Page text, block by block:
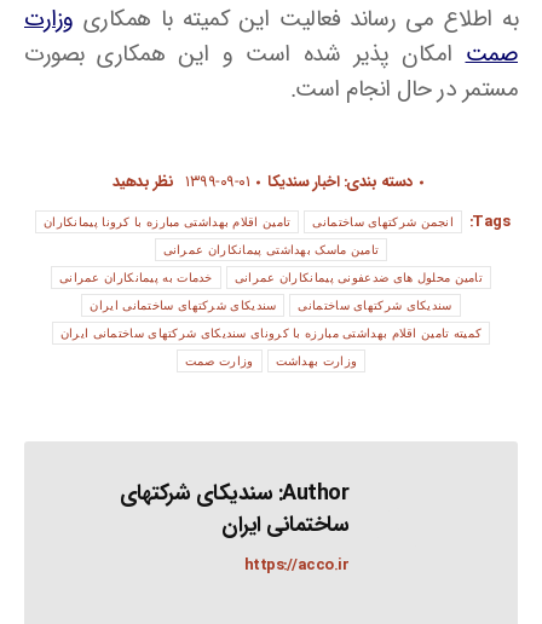
به اطلاع می رساند فعالیت این کمیته با همکاری وزارت
صمتامکان پذیر شده است و این همکاری بصورت
مستمر در حال انجام است.
دسته بندی:اخبار سندیکا ۱۳۹۹-۰۹-۰۱ نظر بدهید
Tags:
انجمن شرکتهای ساختمانی تامین اقلام بهداشتی مبارزه با کرونا پیمانکاران
تامین ماسک بهداشتی پیمانکاران عمرانی
تامین محلول های ضدعفونی پیمانکاران عمرانی خدمات به پیمانکاران عمرانی
سندیکای شرکتهای ساختمانی سندیکای شرکتهای ساختمانی ایران
کمیته تامین اقلام بهداشتی مبارزه با کرونای سندیکای شرکتهای ساختمانی ایران
وزارت بهداشت وزارت صمت
Author: سندیکای شرکتهای
ساختمانی ایران
https://acco.ir